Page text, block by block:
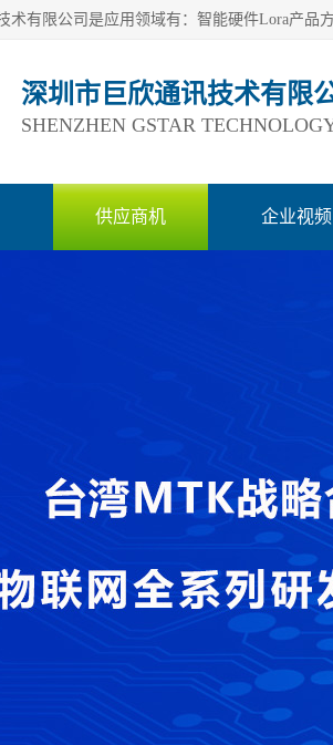
深圳市巨欣通讯技术有限
SHENZHEN GSTAR
供应商机 企业视频